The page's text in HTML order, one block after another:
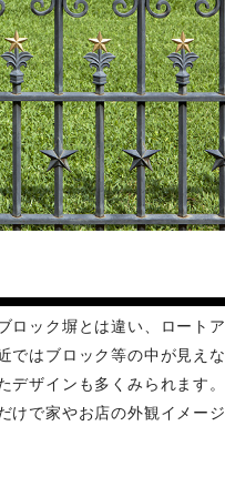
ロック塀とは違い、ロートア
ではブロック等の中が見えな
ザインも多くみられます。
けで家やお店の外観イメージ